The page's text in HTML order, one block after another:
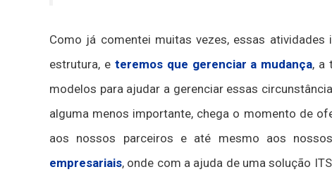
Como já comentei muitas vezes, essas
estrutura, e teremos que gerenciar a mudança, a
modelos para ajudar a gerenciar essas
alguma menos importante, chega o momento de
aos nossos parceiros e até mesmo aos
empresariais, onde com a ajuda de uma solução